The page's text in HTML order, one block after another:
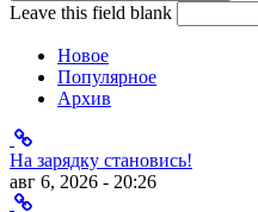
Leave this field blank
Новое
Популярное
Архив
На зарядку становись!
авг 6, 2026 - 20:26